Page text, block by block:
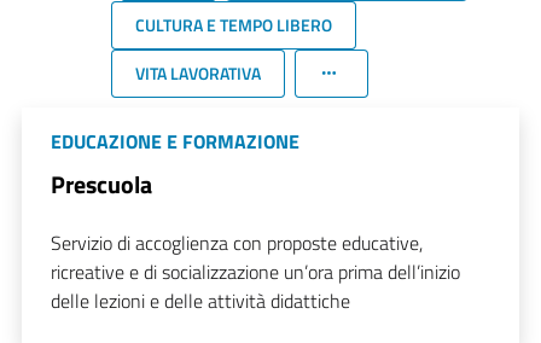
CULTURA E TEMPO LIBERO
VITA LAVORATIVA
EDUCAZIONE E FORMAZIONE
Prescuola
Servizio di accoglienza con proposte educative,
ricreative e di socializzazione un’ora prima dell’inizio
delle lezioni e delle attività didattiche